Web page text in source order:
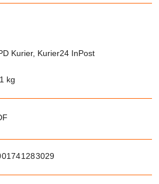
Kurier, Kurier24 InPost
kg